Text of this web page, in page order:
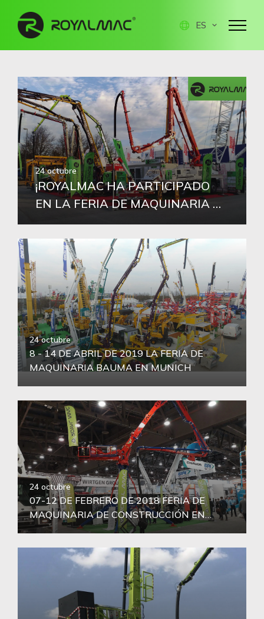
ES
24 octubre
¡ROYALMAC HA PARTICIPADO
EN LA FERIA DE MAQUINARIA DE
OBRAS BAUMA MÚNICH QUE SE
HA CELEBRADO DEL 24 AL 30 DE
OCTUBRE!
24 octubre
8 - 14 DE ABRIL DE 2019 LA FERIA DE
MAQUINARIA BAUMA EN MUNICH
24 octubre
07-12 DE FEBRERO DE 2018 FERIA DE
MAQUINARIA DE CONSTRUCCIÓN EN
LASVEGAS, AMÉRICA